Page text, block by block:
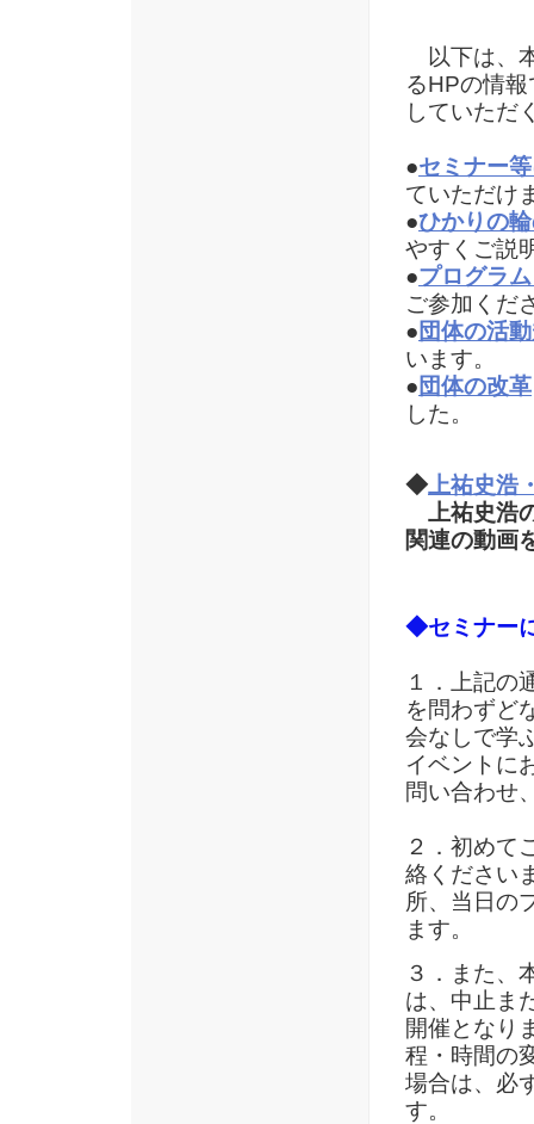
以下は、
るHPの情
していただ
●セミナー
ていただけ
●ひかりの
やすくご説
●プログラ
ご参加くだ
●団体の活
います。
●団体の改革
した。
◆ 上祐史
上祐史浩
関連の動画
◆セミナー
１．上記の
を問わずど
会なしで学
イベントに
問い合わせ
２．初めて
絡ください
所、当日の
ます。
３．また、
は、中止ま
開催となり
程・時間の
場合は、必
す。